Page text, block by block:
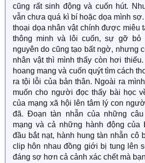
cũng rất sinh động và cuốn hút.
vẫn chưa quá kì bí hoặc dọa mình
thoại dọa nhân vật chính được miêu
thông minh và lôi cuốn, sự gỡ bỏ
nguyên do cũng tạo bất ngờ, nhưng
nhân vật thì mình thấy còn hơi
hoang mang và cuốn quýt tìm cách
ra tội lỗi của bản thân. Ngoài ra
muốn cho người đọc thấy bài học
của mạng xã hội lên tâm lý con
đã. Đoạn tàn nhẫn của những
mạng và cả những hành động của
đầu bắt nạt, hành hung tàn nhẫn cô
clip hôn nhau đồng giới bị tung lên
đáng sợ hơn cả cảnh xác chết mà